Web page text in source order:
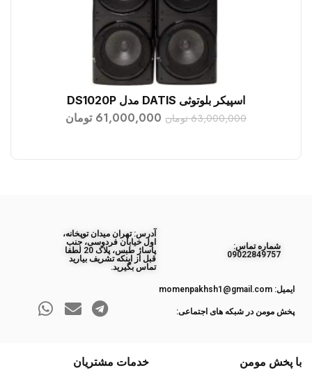
افزودن به سبد خریداسپیکر بلوتوثی DATIS مدل DS1020P
63,000,000 تومان 61,000,000 تومان
ﺷﻤﺎره ﺗﻤﺎس:
09022849757
آدرس: تهران میدان توپخانه،
اول خیابان فردوسی، جنب
پاساژ طبس، پلاک 20 لطفا
قبل از اینکه تشریف بیارید
تماس بگیرید.
ایمیل: momenpakhsh1@gmail.com
پخش مومن در شبکه های اجتماعی:
با پخش مومن خدمات مشتریان